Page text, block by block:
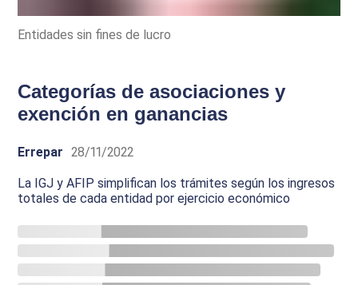
Entidades sin fines de lucro
Categorías de asociaciones y
exención en ganancias
Errepar 28/11/2022
La IGJ y AFIP simplifican los trámites según los ingresos
totales de cada entidad por ejercicio económico